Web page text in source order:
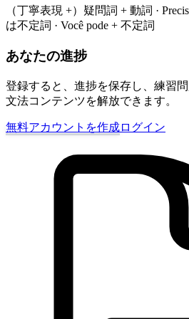
（丁寧表現 +）疑問詞 + 動詞 ·
は不定詞 · Você pode + 不定詞
あなたの進捗
登録すると、進捗を保存し、練習
文法コンテンツを解放できます。
無料アカウントを作成ログイン